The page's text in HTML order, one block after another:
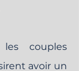
les couples
avoir un